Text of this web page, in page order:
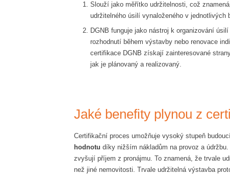
Slouží jako měřítko udržitelnosti, což
udržitelného úsilí vynaloženého v jednotlivých
DGNB funguje jako nástroj k organizování
rozhodnutí během výstavby nebo renovace
certifikace DGNB získají zainteresované
jak je plánovaný a realizovaný.
Jaké benefity plynou z
Certifikační proces umožňuje vysoký stupeň
hodnotu díky nižším nákladům na provoz a
zvyšují příjem z pronájmu. To znamená, že trvale
než jiné nemovitosti. Trvale udržitelná výstavba